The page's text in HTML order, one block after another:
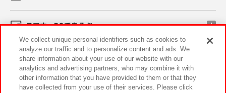
スマホ・PCであそぶ
イベント・キャンペーン
We collect unique personal identifiers such as cookies to
analyze our traffic and to personalize content and ads. We
share information about your use of our website with our
analytics and advertising partners, who may combine it with
other information that you have provided to them or that they
have collected from your use of their services. Please click